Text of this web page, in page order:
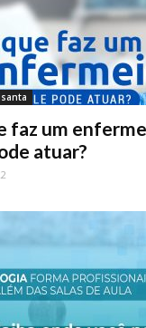
faz um
atuar?